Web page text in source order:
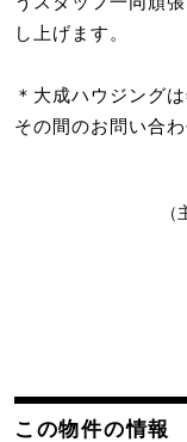
し上げます。
＊大成ハウジング
その間のお問い合
この物件の情報